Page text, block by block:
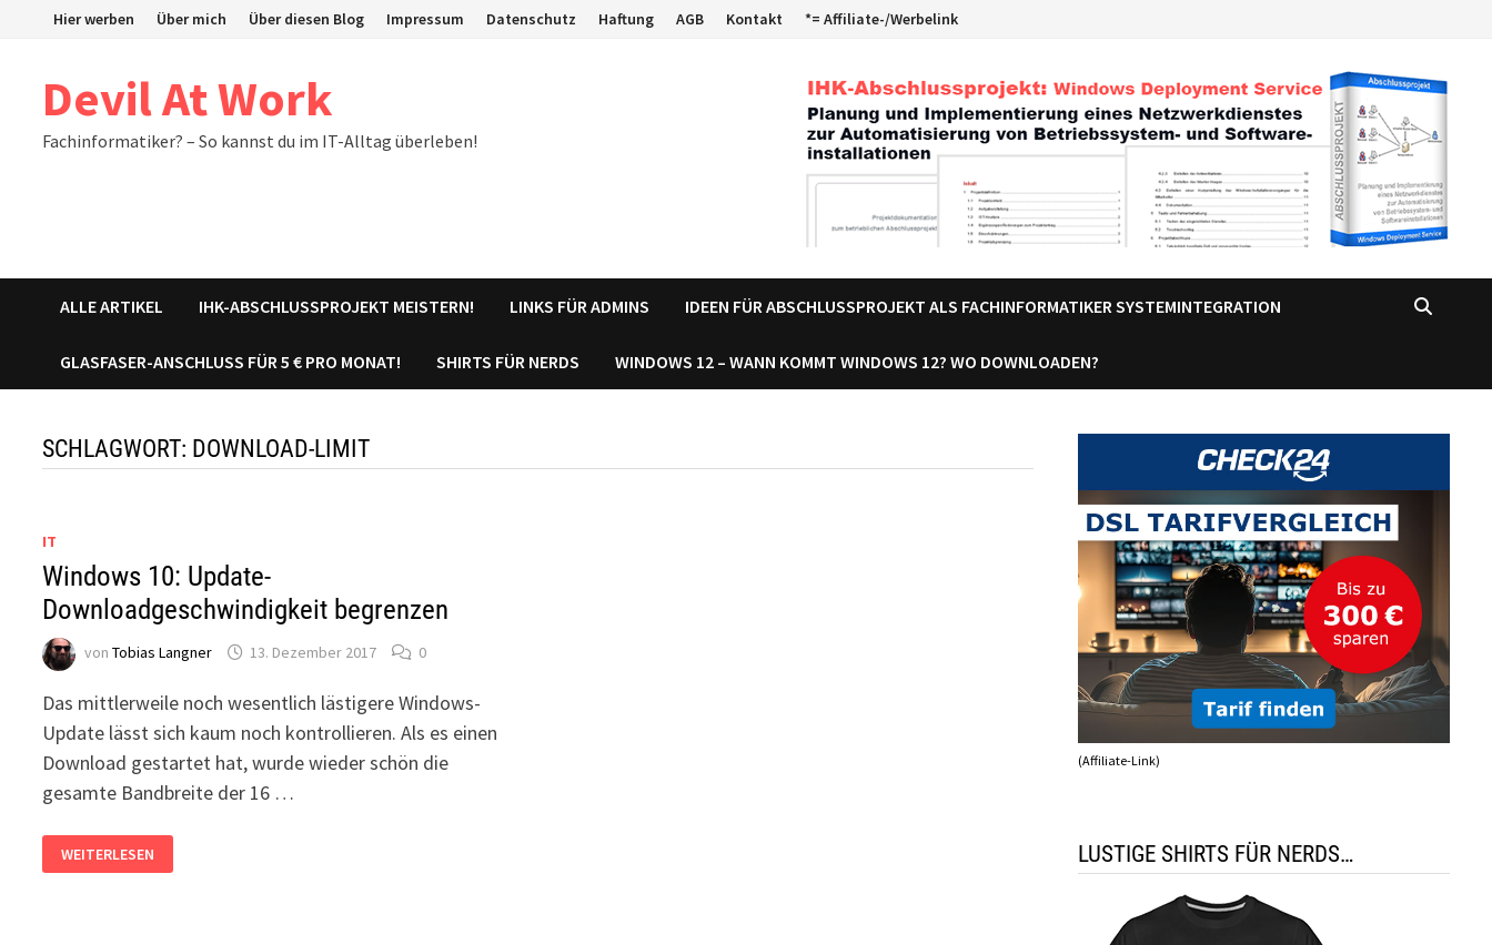
Hier werben Über mich Über diesen Blog Impressum Datenschutz Haftung AGB Kontakt *= Affiliate-/Werbelink
Devil At Work
Fachinformatiker? – So kannst du im IT-Alltag überleben!
ALLE ARTIKEL IHK-ABSCHLUSSPROJEKT MEISTERN! LINKS FÜR ADMINS IDEEN FÜR ABSCHLUSSPROJEKT ALS FACHINFORMATIKER SYSTEMINTEGRATION
GLASFASER-ANSCHLUSS FÜR 5 € PRO MONAT! SHIRTS FÜR NERDS WINDOWS 12 – WANN KOMMT WINDOWS 12? WO DOWNLOADEN?
SCHLAGWORT: DOWNLOAD-LIMIT
IT
Windows 10: Update-
Downloadgeschwindigkeit begrenzen
vonTobias Langner 13. Dezember 2017 0
Das mittlerweile noch wesentlich lästigere Windows-
Update lässt sich kaum noch kontrollieren. Als es einen
Download gestartet hat, wurde wieder schön die
gesamte Bandbreite der 16 …
10:
UPDATE-
WEITERLESEN
(Affiliate-Link)
LUSTIGE SHIRTS FÜR NERDS…